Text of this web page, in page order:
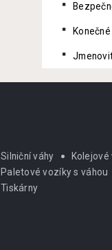
Silniční váhy Kolejové
Paletové vozíky s váhou
Tiskárny